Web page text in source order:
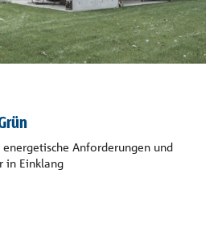
energetische Anforderungen und
in Einklang